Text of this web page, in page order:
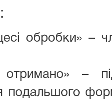
обробки» –
отримано» –
подальшого